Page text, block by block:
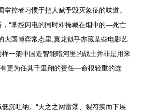
掌控者习惯于把人赋予毁灭象征的味道。
，“掌控闪电的同时即掩藏在烟中的—死亡
大国博弈常态里,翼龙似乎亦藏某些电影艺
一架中国造智能暗河里的战士并非是用来
有更为任其千里翔的责任—命根轻重的连
沉吐纳。“天之之网雷瀑、裂符疾而下展